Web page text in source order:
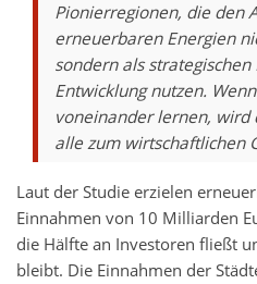
Pionierregionen, die den
erneuerbaren Energien
sondern als
Entwicklung nutzen.
voneinander lernen, wird
alle zum wirtschaftlichen
Laut der Studie erzielen
Einnahmen von 10 Milliarden
die Hälfte an Investoren fließt
bleibt. Die Einnahmen der